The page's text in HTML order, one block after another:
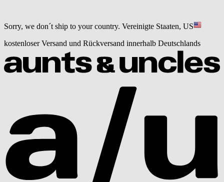
Sorry, we don´t ship to your country. Vereinigte Staaten, US
kostenloser Versand und Rückversand innerhalb Deutschlands